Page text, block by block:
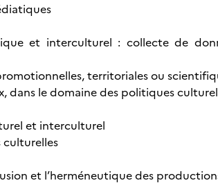
et interculturel : collecte de
territoriales ou
dans le domaine des politiques
et interculturel
culturelles
et l’herméneutique des